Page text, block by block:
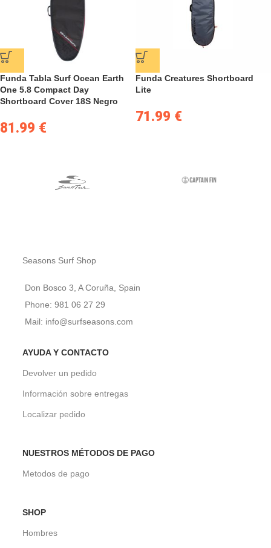
Funda Tabla Surf Ocean Earth
One 5.8 Compact Day
Shortboard Cover 18S Negro
81.99 €
Funda Creatures Shortboard
Lite
71.99 €
Seasons Surf Shop
Don Bosco 3, A Coruña, Spain
Phone: 981 06 27 29
Mail: info@surfseasons.com
AYUDA Y CONTACTO
Devolver un pedido
Información sobre entregas
Localizar pedido
NUESTROS MÉTODOS DE PAGO
Metodos de pago
SHOP
Hombres